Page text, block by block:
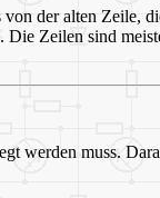
der alten Zeile,
Zeilen sind
werden muss.